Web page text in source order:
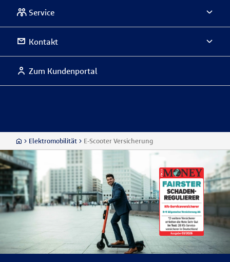
Service
Kontakt
Zum Kundenportal
Elektromobilität E-Scooter Versicherung